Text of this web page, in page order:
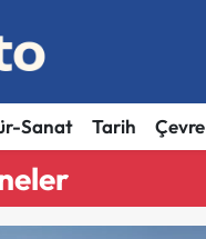
Sanat Tarih Çevre